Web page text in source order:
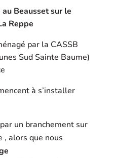
Beausset sur le
Reppe
par la CASSB
Sud Sainte Baume)
à s’installer
un branchement sur
, alors que nous